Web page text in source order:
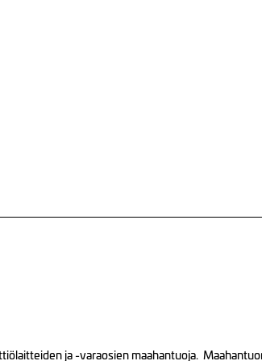
ja -varaosien maahantuoja.